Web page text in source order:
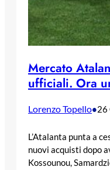
Mercato
ufficiali. Ora
Lorenzo Topello•26
L’Atalanta punta a
nuovi acquisti dopo
Kossounou,